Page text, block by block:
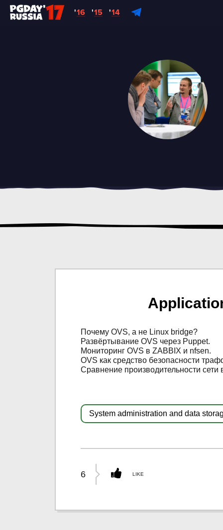
'16 '15 '14
Почему OVS, а не Linux bridge?
Развёртывание OVS через Puppet.
Мониторинг OVS в ZABBIX и nfsen.
OVS как средство безопасности
Сравнение производительности сети
System administration and data
6 LIKE